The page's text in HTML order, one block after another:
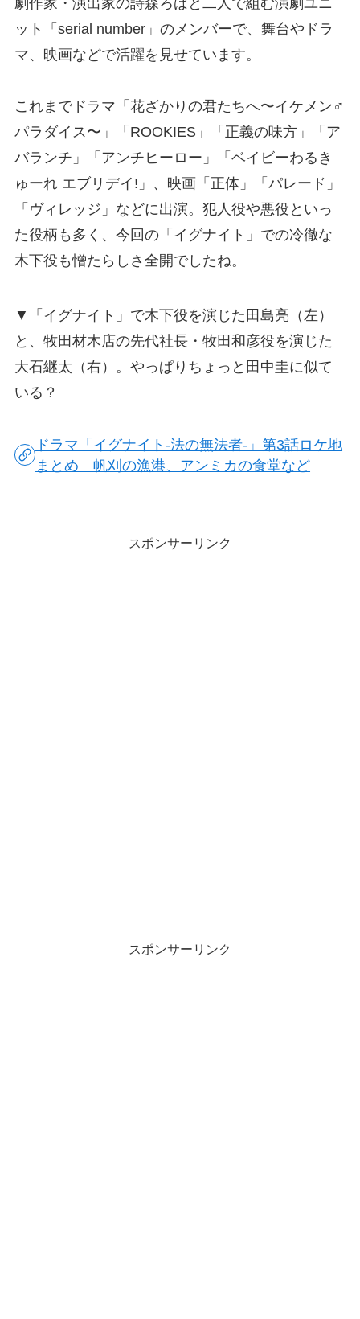
ット「serial number」のメンバーで、舞台やドラ
マ、映画などで活躍を見せています。
これまでドラマ「花ざかりの君たちへ〜イケメン♂
パラダイス〜」「ROOKIES」「正義の味方」「ア
バランチ」「アンチヒーロー」「ベイビーわるき
ゅーれ エブリデイ!」、映画「正体」「パレード」
「ヴィレッジ」などに出演。犯人役や悪役といっ
た役柄も多く、今回の「イグナイト」での冷徹な
木下役も憎たらしさ全開でしたね。
▼「イグナイト」で木下役を演じた田島亮（左）
と、牧田材木店の先代社長・牧田和彦役を演じた
大石継太（右）。やっぱりちょっと田中圭に似て
いる？
ドラマ「イグナイト-法の無法者-」第3話ロケ地
まとめ 帆刈の漁港、アンミカの食堂など
スポンサーリンク
スポンサーリンク